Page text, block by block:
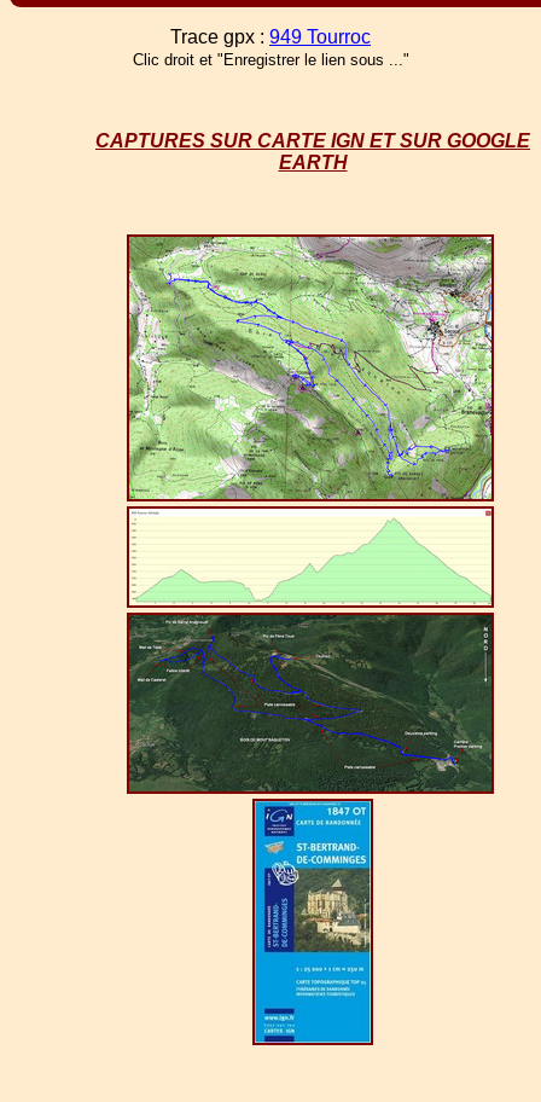
Trace gpx : 949 Tourroc
Clic droit et "Enregistrer le lien sous ..."
CAPTURES SUR CARTE IGN ET SUR GOOGLE
EARTH